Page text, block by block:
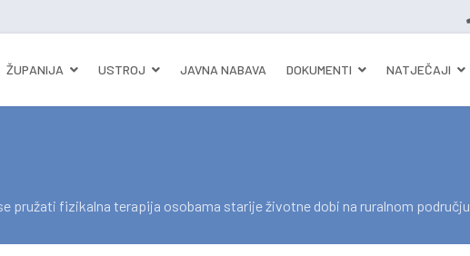
ŽUPANIJA USTROJ JAVNA NABAVA DOKUMENTI NATJEČAJI
pružati fizikalna terapija osobama starije životne dobi na ruralnom području